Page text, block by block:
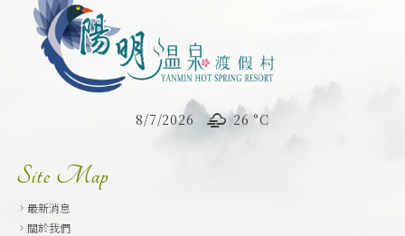
8/7/2026 26 °C
Site Map
最新消息
關於我們